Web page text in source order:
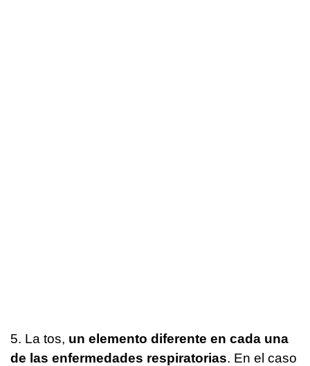
5. La tos, un elemento diferente en cada una
de las enfermedades respiratorias. En el caso